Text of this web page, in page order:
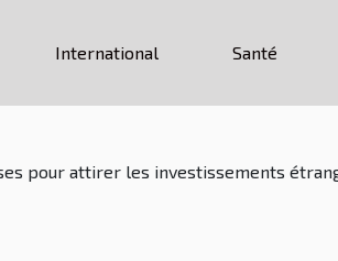
International Santé
pour attirer les investissements